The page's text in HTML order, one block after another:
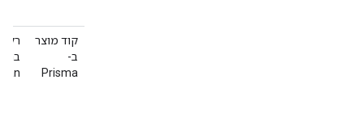
קוד מוצר
ב-
Prisma
רק